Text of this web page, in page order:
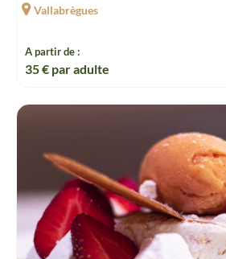
Vallabrègues
A partir de :
35€ par adulte